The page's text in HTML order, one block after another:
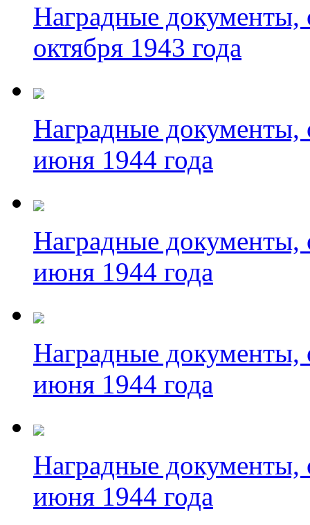
Наградные документы,
октября 1943 года
Наградные документы,
июня 1944 года
Наградные документы,
июня 1944 года
Наградные документы,
июня 1944 года
Наградные документы,
июня 1944 года